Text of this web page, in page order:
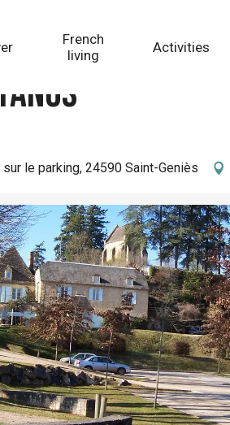
French
living
Activities
le parking, 24590 Saint-Geniès